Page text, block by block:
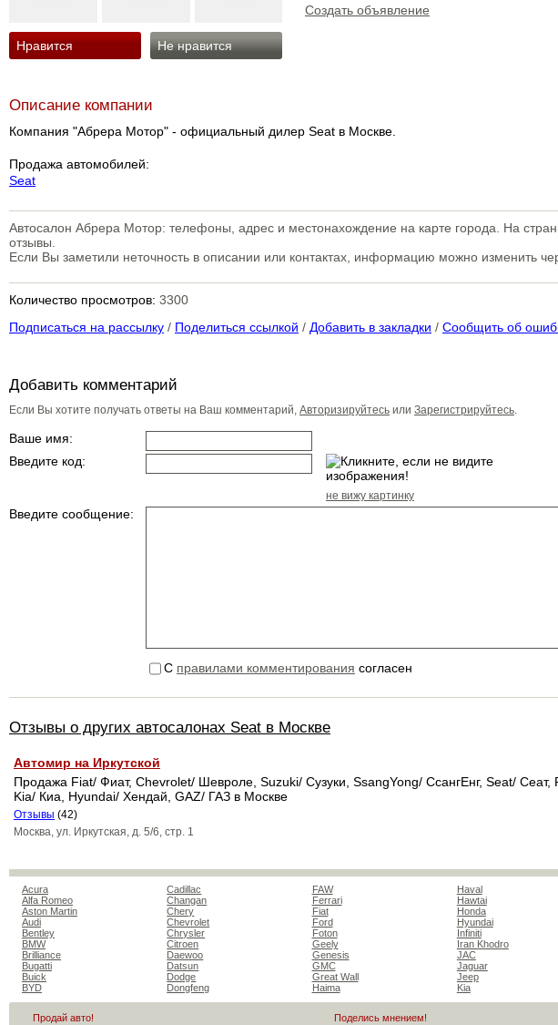
Нравится Не нравится
Создать объявление
Описание компании
Компания "Абрера Мотор" - официальный дилер Seat в Москве.
Продажа автомобилей:
Seat
Автосалон Абрера Мотор: телефоны, адрес и местонахождение на карте города. На
отзывы.
Если Вы заметили неточность в описании или контактах, информацию можно изменить
Количество просмотров: 3300
Подписаться на рассылку / Поделиться ссылкой / Добавить в закладки / Сообщить об
Добавить комментарий
Если Вы хотите получать ответы на Ваш комментарий, Авторизируйтесь или Зарегистрируйтесь.
Ваше имя:
Введите код:
не вижу картинку
Введите сообщение:
С правилами комментирования согласен
Отзывы о других автосалонах Seat в Москве
Автомир на Иркутской
Продажа Fiat/ Фиат, Chevrolet/ Шевроле, Suzuki/ Сузуки, SsangYong/ СсангЕнг, Seat/ Сеат,
Kia/ Киа, Hyundai/ Хендай, GAZ/ ГАЗ в Москве
Отзывы (42)
Москва, ул. Иркутская, д. 5/6, стр. 1
Acura
Alfa Romeo
Aston Martin
Audi
Bentley
BMW
Brilliance
Bugatti
Buick
BYD
Cadillac
Changan
Chery
Chevrolet
Chrysler
Citroen
Daewoo
Datsun
Dodge
Dongfeng
FAW
Ferrari
Fiat
Ford
Foton
Geely
Genesis
GMC
Great Wall
Haima
Haval
Hawtai
Honda
Hyundai
Infiniti
Iran Khodro
JAC
Jaguar
Jeep
Kia
Продай авто! Поделись мнением!